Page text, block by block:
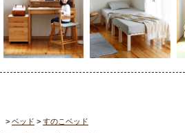
ベッド
すのこベッド